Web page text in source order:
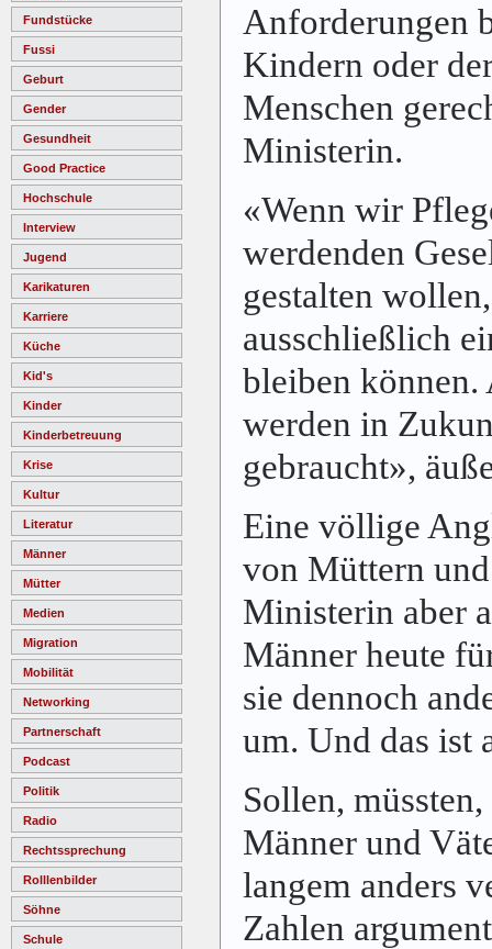
Fundstücke
Fussi
Geburt
Gender
Gesundheit
Good Practice
Hochschule
Interview
Jugend
Karikaturen
Karriere
Küche
Kid's
Kinder
Kinderbetreuung
Krise
Kultur
Literatur
Männer
Mütter
Medien
Migration
Mobilität
Networking
Partnerschaft
Podcast
Politik
Radio
Rechtssprechung
Rolllenbilder
Söhne
Schule
Anforderungen
Kindern oder
Menschen
Ministerin.
«Wenn wir
werdenden
gestalten
ausschließlich
bleiben können.
werden in
gebraucht»,
Eine völlige
von Müttern
Ministerin aber
Männer heute
sie dennoch
um. Und das ist
Sollen,
Männer und
langem anders
Zahlen